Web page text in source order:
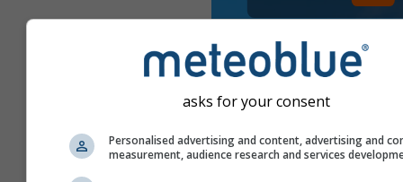
asks for your consent
Personalised advertising and content, advertising and
measurement, audience research and services